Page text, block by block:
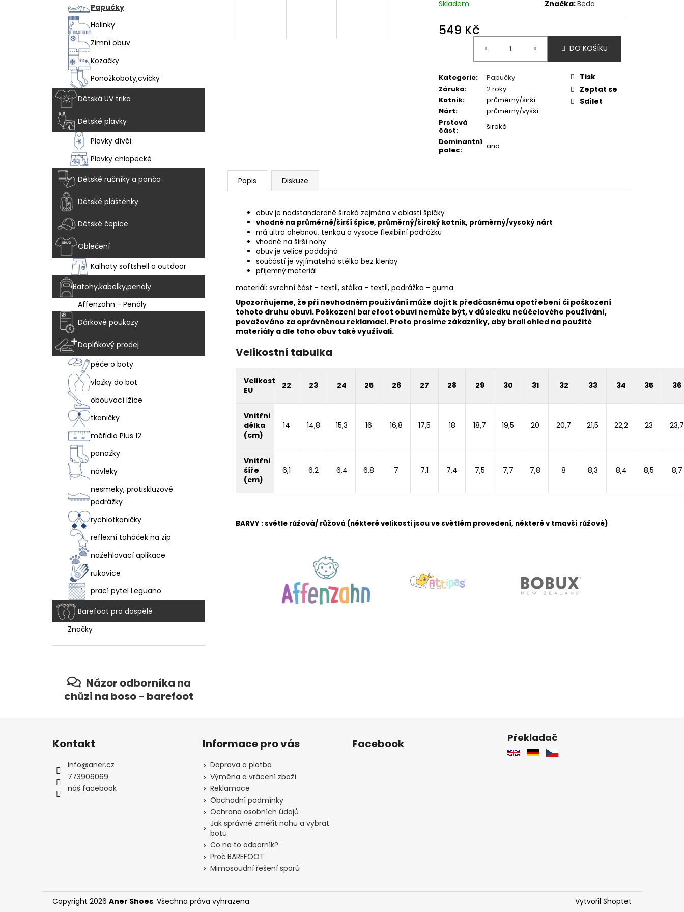
Papučky
Holinky
Zimní obuv
Kozačky
Ponožkoboty,cvičky
Dětská UV trika
Dětské plavky
Plavky dívčí
Plavky chlapecké
Dětské ručníky a ponča
Dětské pláštěnky
Dětské čepice
Oblečení
Kalhoty softshell a outdoor
Batohy,kabelky,penály
Affenzahn - Penály
Dárkové poukazy
Doplňkový prodej
péče o boty
vložky do bot
obouvací lžíce
tkaničky
měřidlo Plus 12
ponožky
návleky
nesmeky, protiskluzové
podrážky
rychlotkaničky
reflexní taháček na zip
nažehlovací aplikace
rukavice
prací pytel Leguano
Barefoot pro dospělé
Značky
Názor odborníka na
chůzi na boso - barefoot
Skladem Značka:Beda
549 Kč
DO KOŠÍKU
Kategorie:
Papučky
Záruka:
2 roky
Kotník:
průměrný/širší
Nárt:
průměrný/vyšší
Prstová
část:
široká
Dominantní
palec: ano
Tisk
Zeptat se
Sdílet
Popis Diskuze
obuv je nadstandardně široká zejména v oblasti špičky
vhodné na průměrné/širší špice, průměrný/široký kotník, průměrný/vysoký nárt
má ultra ohebnou, tenkou a vysoce flexibilní podrážku
vhodné na širší nohy
obuv je velice poddajná
součástí je vyjímatelná stélka bez klenby
příjemný materiál
materiál: svrchní část - textil, stélka - textil, podrážka - guma
Upozorňujeme, že při nevhodném používání může dojít k předčasnému opotřebení či poškození
tohoto druhu obuvi. Poškození barefoot obuvi nemůže být, v důsledku neúčelového používání,
považováno za oprávněnou reklamaci. Proto prosíme zákazníky, aby brali ohled na použité
materiály a dle toho obuv také využívali.
Velikostní tabulka
Velikost
EU
22 23 24 25 26 27 28 29 30 31 32 33 34 35 36
Vnitřní
délka
(cm)
14 14,8 15,3 16 16,8 17,5 18 18,7 19,5 20 20,7 21,5 22,2 23 23,7
Vnitřní
šíře
(cm)
6,1 6,2 6,4 6,8 7 7,1 7,4 7,5 7,7 7,8 8 8,3 8,4 8,5 8,7
BARVY : světle růžová/ růžová (některé velikosti jsou ve světlém provedení, některé v tmavší růžové)
1 915 Kč
Z
Kontakt
info@aner.cz
773906069
náš facebook
Informace pro vás
Doprava a platba
Výměna a vrácení zboží
Reklamace
Obchodní podmínky
Ochrana osobních údajů
Jak správně změřit nohu a vybrat
botu
Co na to odborník?
Proč BAREFOOT
Mimosoudní řešení sporů
Facebook Překladač
Vytvořil Shoptet
Copyright 2026 Aner Shoes. Všechna práva vyhrazena.